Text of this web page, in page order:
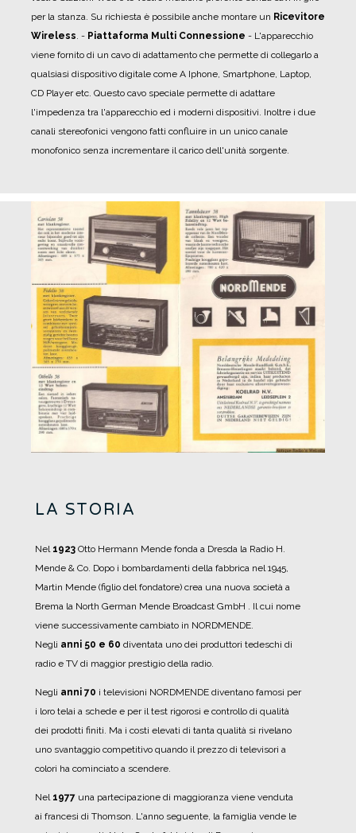
per la stanza. Su richiesta è possibile anche montare un Ricevitore
Wireless - Piattaforma Multi Connessione - L'apparecchio
viene fornito di un cavo di adattamento che permette di collegarlo a
qualsiasi dispositivo digitale come A Iphone, Smartphone, Laptop,
CD Player etc. Questo cavo speciale permette di adattare
l'impedenza tra l'apparecchio ed i moderni dispositivi. Inoltre i due
canali stereofonici vengono fatti confluire in un unico canale
monofonico senza incrementare il carico dell'unità sorgente.
LA STORIA
Nel 1923 Otto Hermann Mende fonda a Dresda la Radio H.
Mende & Co. Dopo i bombardamenti della fabbrica nel 1945,
Martin Mende (figlio del fondatore) crea una nuova società a
Brema la North German Mende Broadcast GmbH . Il cui nome
viene successivamente cambiato in NORDMENDE.
Negli anni 50 e 60 diventata uno dei produttori tedeschi di
radio e TV di maggior prestigio della radio.
Negli anni 70 i televisioni NORDMENDE diventano famosi per
i loro telai a schede e per il test rigorosi e controllo di qualità
dei prodotti finiti. Ma i costi elevati di tanta qualità si rivelano
uno svantaggio competitivo quando il prezzo di televisori a
colori ha cominciato a scendere.
Nel 1977 una partecipazione di maggioranza viene venduta
ai francesi di Thomson. L'anno seguente, la famiglia vende le